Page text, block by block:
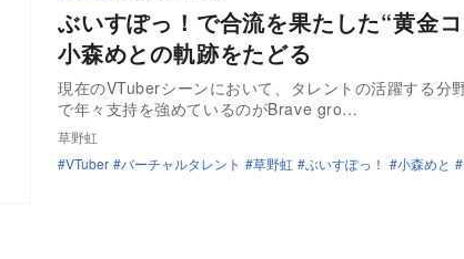
ぶいすぽっ！で合流を果たした“黄金
小森めとの軌跡をたどる
現在のVTuberシーンにおいて、タレントの活躍する分
で年々支持を強めているのがBrave gro…
草野虹
VTuber
バーチャルタレント 草野虹 ぶいすぽっ！ 小森めと